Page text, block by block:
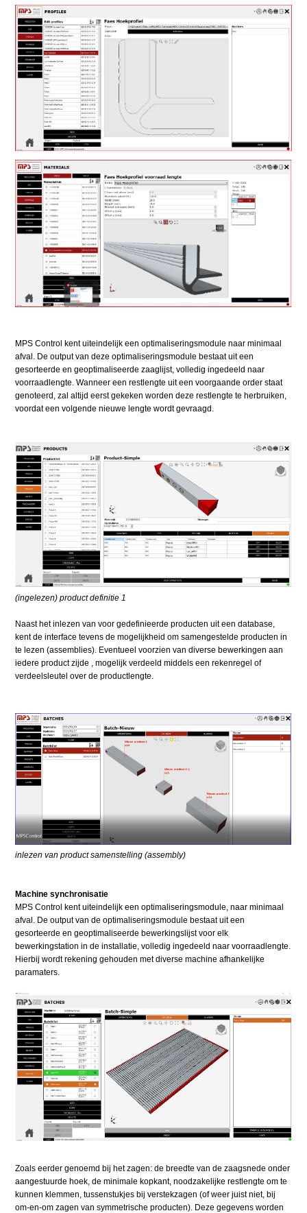
MPS Control kent uiteindelijk een optimaliseringsmodule naar minimaal
afval. De output van deze optimaliseringsmodule bestaat uit een
gesorteerde en geoptimaliseerde zaaglijst, volledig ingedeeld naar
voorraadlengte. Wanneer een restlengte uit een voorgaande order staat
genoteerd, zal altijd eerst gekeken worden deze restlengte te herbruiken,
voordat een volgende nieuwe lengte wordt gevraagd.
(ingelezen) product definitie 1
Naast het inlezen van voor gedefinieerde producten uit een database,
kent de interface tevens de mogelijkheid om samengestelde producten in
te lezen (assemblies). Eventueel voorzien van diverse bewerkingen aan
iedere product zijde , mogelijk verdeeld middels een rekenregel of
verdeelsleutel over de productlengte.
inlezen van product samenstelling (assembly)
Machine synchronisatie
MPS Control kent uiteindelijk een optimaliseringsmodule, naar minimaal
afval. De output van de optimaliseringsmodule bestaat uit een
gesorteerde en geoptimaliseerde bewerkingslijst voor elk
bewerkingstation in de installatie, volledig ingedeeld naar voorraadlengte.
Hierbij wordt rekening gehouden met diverse machine afhankelijke
paramaters.
Zoals eerder genoemd bij het zagen: de breedte van de zaagsnede onder
aangestuurde hoek, de minimale kopkant, noodzakelijke restlengte om te
kunnen klemmen, tussenstukjes bij verstekzagen (of weer juist niet, bij
om-en-om zagen van symmetrische producten). Deze gegevens worden